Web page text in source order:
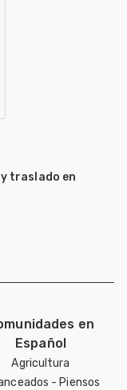
traslado en
en
Español
Agricultura
- Piensos